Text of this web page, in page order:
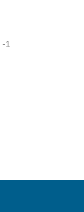
1- المحاضرة الأولى